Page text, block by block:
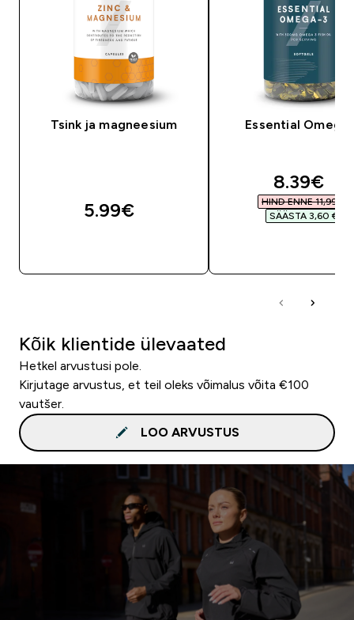
Tsink ja magneesium
5.99€‎
Essential
8.39€‎
HIND ENNE 11,99 €‎
SÄÄSTA 3,60 €‎
Kõik klientide ülevaated
Hetkel arvustusi pole.
Kirjutage arvustus, et teil oleks võimalus võita €100
vautšer.
LOO ARVUSTUS